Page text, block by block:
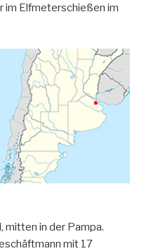
im Elfmeterschießen im
mitten in der Pampa.
mit 17